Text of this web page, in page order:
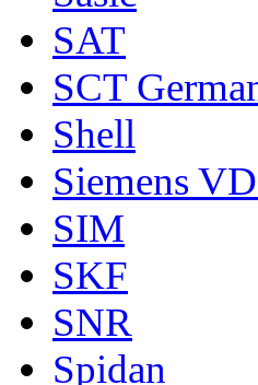
SAT
SCT
Shell
Siemens
SIM
SKF
SNR
Spidan